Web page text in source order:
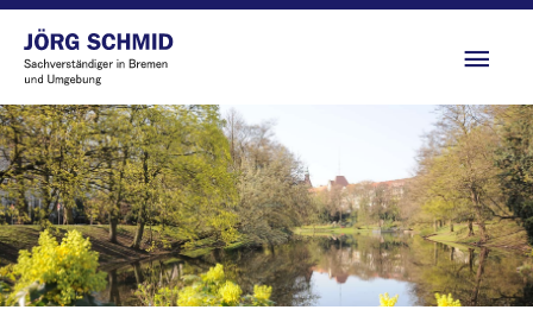
Zum
Inhalt
springen